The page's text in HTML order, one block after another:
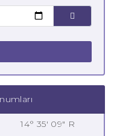
14° 35' 09" R